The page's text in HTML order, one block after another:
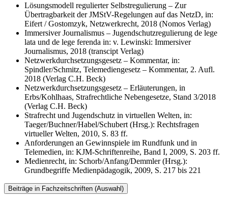
Lösungsmodell regulierter Selbstregulierung – Zur
Übertragbarkeit der JMStV-Regelungen auf das NetzD, in:
Eifert / Gostomzyk, Netzwerkrecht, 2018 (Nomos Verlag)
Immersiver Journalismus – Jugendschutzregulierung de lege
lata und de lege ferenda in: v. Lewinski: Immersiver
Journalismus, 2018 (transcipt Verlag)
Netzwerkdurchsetzungsgesetz – Kommentar, in:
Spindler/Schmitz, Telemediengesetz – Kommentar, 2. Aufl.
2018 (Verlag C.H. Beck)
Netzwerkdurchsetzungsgesetz – Erläuterungen, in
Erbs/Kohlhaas, Strafrechtliche Nebengesetze, Stand 3/2018
(Verlag C.H. Beck)
Strafrecht und Jugendschutz in virtuellen Welten, in:
Taeger/Buchner/Habel/Schubert (Hrsg.): Rechtsfragen
virtueller Welten, 2010, S. 83 ff.
Anforderungen an Gewinnspiele im Rundfunk und in
Telemedien, in: KJM-Schriftenreihe, Band I, 2009, S. 203 ff.
Medienrecht, in: Schorb/Anfang/Demmler (Hrsg.):
Grundbegriffe Medienpädagogik, 2009, S. 217 bis 221
Beiträge in Fachzeitschriften (Auswahl)